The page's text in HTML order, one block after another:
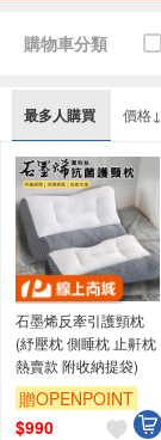
最多人購買 價格↓
購物車分類
石墨烯反牽引護頸枕
(紓壓枕 側睡枕 止鼾枕
熱賣款 附收納提袋)
贈OPENPOINT
$990